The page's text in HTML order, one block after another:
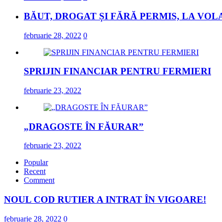
BĂUT, DROGAT ȘI FĂRĂ PERMIS, LA
februarie 28, 2022 0
SPRIJIN FINANCIAR PENTRU FERMIERI
februarie 23, 2022
„DRAGOSTE ÎN FĂURAR”
februarie 23, 2022
Popular
Recent
Comment
NOUL COD RUTIER A INTRAT ÎN VIGOARE!
februarie 28, 2022 0